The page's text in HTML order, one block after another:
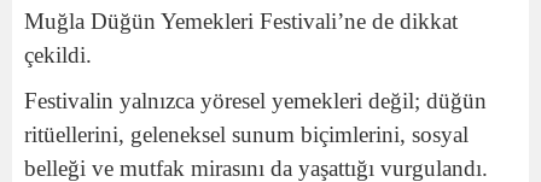
Muğla Düğün Yemekleri Festivali’ne de dikkat
çekildi.
Festivalin yalnızca yöresel yemekleri değil; düğün
ritüellerini, geleneksel sunum biçimlerini, sosyal
belleği ve mutfak mirasını da yaşattığı vurgulandı.